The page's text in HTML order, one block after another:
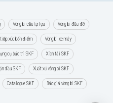
Vòng bi cầu tự lựa Vòng bi đũa đỡ
tiếp xúc bốn điểm Vòng bi xe máy
cụ bảo trì SKF Xích tải SKF
dầu SKF Xuất xứ vòng bi SKF
Catalogue SKF Báo giá vòng bi SKF